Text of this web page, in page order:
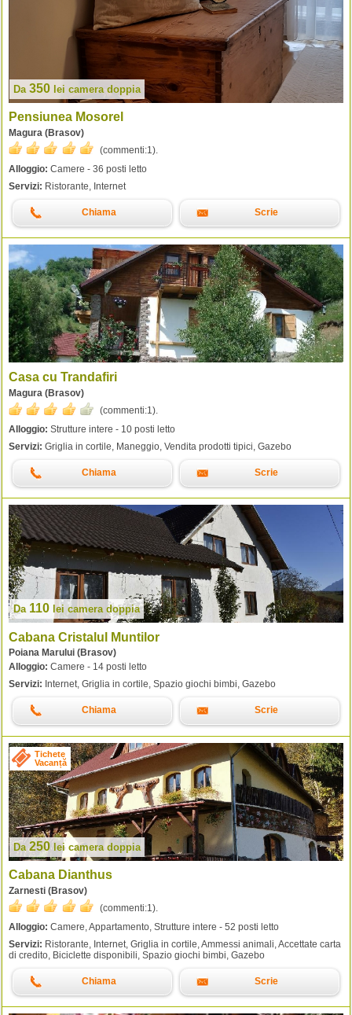
Da 350 lei camera doppia
Pensiunea Mosorel
Magura (Brasov)
(commenti:1).
Alloggio: Camere - 36 posti letto
Servizi: Ristorante, Internet
Chiama Scrie
Casa cu Trandafiri
Magura (Brasov)
(commenti:1 ).
Alloggio: Strutture intere - 10 posti letto
Servizi: Griglia in cortile, Maneggio, Vendita prodotti tipici, Gazebo
Chiama Scrie
Da 110 lei camera doppia
Cabana Cristalul Muntilor
Poiana Marului (Brasov)
Alloggio: Camere - 14 posti letto
Servizi: Internet, Griglia in cortile, Spazio giochi bimbi, Gazebo
Chiama Scrie
Tichete
Vacanță
Da250lei camera doppia
Cabana Dianthus
Zarnesti (Brasov)
(commenti:1 ).
Alloggio: Camere, Appartamento, Strutture intere - 52 posti letto
Servizi: Ristorante, Internet, Griglia in cortile, Ammessi animali, Accettate carta
di credito, Biciclette disponibili, Spazio giochi bimbi, Gazebo
Chiama Scrie